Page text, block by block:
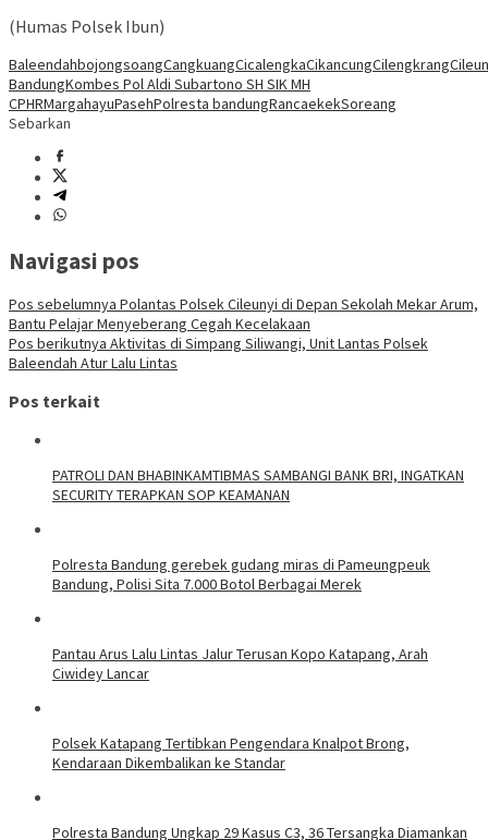
(Humas Polsek Ibun)
BaleendahbojongsoangCangkuangCicalengkaCikancungCilengkrang
BandungKombes Pol Aldi Subartono SH SIK MH
CPHRMargahayuPasehPolresta bandungRancaekekSoreang
Sebarkan
Navigasi pos
Pos sebelumnya Polantas Polsek Cileunyi di Depan Sekolah Mekar Arum,
Bantu Pelajar Menyeberang Cegah Kecelakaan
Pos berikutnya Aktivitas di Simpang Siliwangi, Unit Lantas Polsek
Baleendah Atur Lalu Lintas
Pos terkait
‎PATROLI DAN BHABINKAMTIBMAS SAMBANGI BANK BRI, INGATKAN
SECURITY TERAPKAN SOP KEAMANAN
Polresta Bandung gerebek gudang miras di Pameungpeuk
Bandung, Polisi Sita 7.000 Botol Berbagai Merek
Pantau Arus Lalu Lintas Jalur Terusan Kopo Katapang, Arah
Ciwidey Lancar
Polsek Katapang Tertibkan Pengendara Knalpot Brong,
Kendaraan Dikembalikan ke Standar
Polresta Bandung Ungkap 29 Kasus C3, 36 Tersangka Diamankan